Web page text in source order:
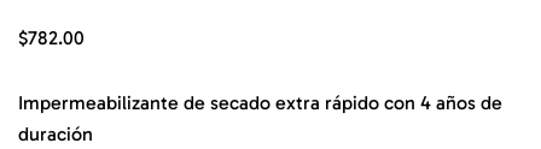
$782.00
Impermeabilizante de secado extra rápido con 4 años de
duración